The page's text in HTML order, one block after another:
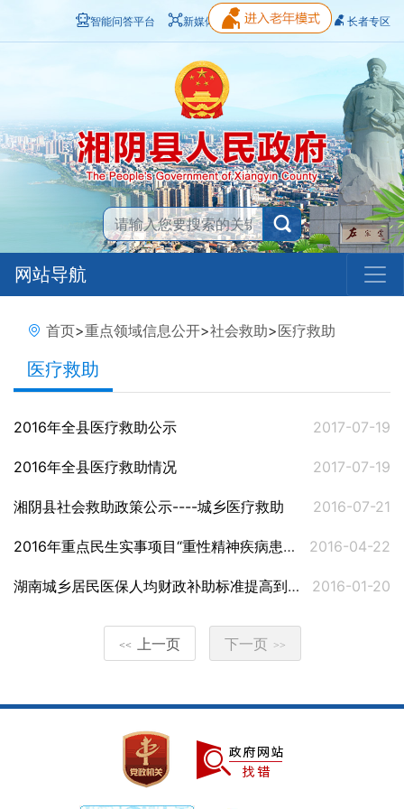
智能问答平台 新媒体矩阵 无障碍浏览 长者专区
网站导航
首页>重点领域信息公开>社会救助>医疗救助
医疗救助
2016年全县医疗救助公示 2017-07-19
2016年全县医疗救助情况 2017-07-19
湘阴县社会救助政策公示----城乡医疗救助 2016-07-21
2016年重点民生实事项目“重性精神疾病患者救治救助工程”项目救治救助定点医院，救治救助方式及流程公示 2016-04-22
湖南城乡居民医保人均财政补助标准提高到420元 2016-01-20
<< 上一页 下一页 >>